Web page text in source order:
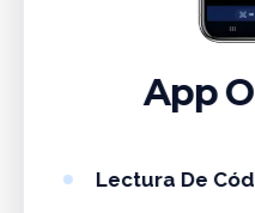
App
Lectura De